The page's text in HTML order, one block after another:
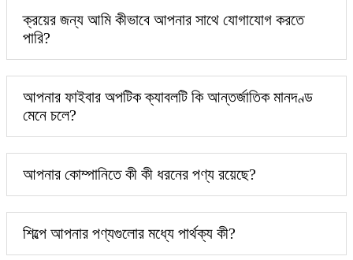
ক্রয়ের জন্য আমি কীভাবে আপনার সাথে যোগাযোগ করতে
পারি?
আপনার ফাইবার অপটিক ক্যাবলটি কি আন্তর্জাতিক মানদণ্ড
মেনে চলে?
আপনার কোম্পানিতে কী কী ধরনের পণ্য রয়েছে?
শিল্পে আপনার পণ্যগুলোর মধ্যে পার্থক্য কী?